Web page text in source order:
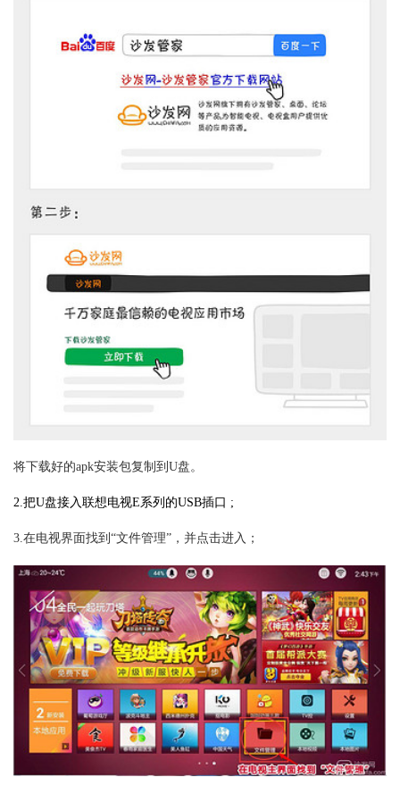
将下载好的apk安装包复制到U盘。
2.把U盘接入联想电视E系列 的USB插口 ;
3.在电视界面找到“文件管理”，并点击进入；